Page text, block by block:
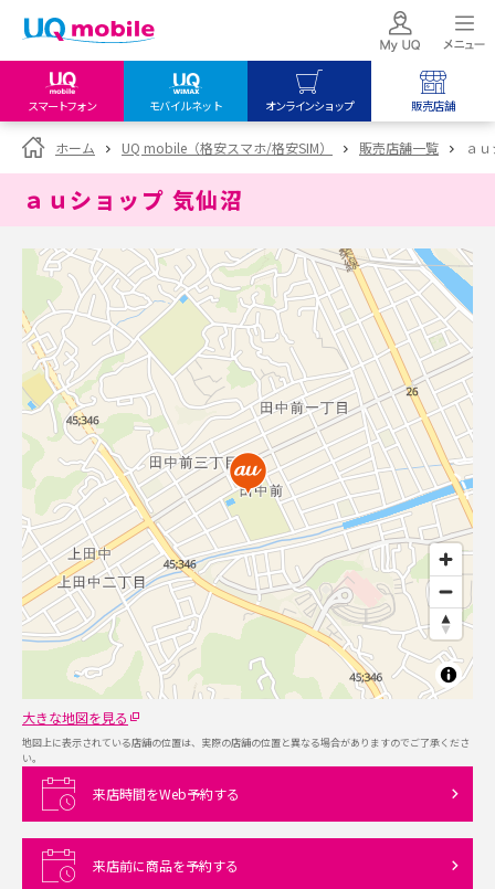
スマートフォン モバイルネット オンラインショップ 販売店舗
my UQ WiMAX
UQ WiMAX ご契約の方
My UQ mobile
UQ mobile
データチャージサイト
UQ mobile
オンラインショップ
UQ WiMAX
UQ mobile
販売店舗
UQ WiMAX
ホーム UQ mobile（格安スマホ/格安SIM） 販売店舗一覧 ａ
ａｕショップ 気仙沼
大きな地図を見る
地図上に表示されている店舗の位置は、実際の店舗の位置と異なる場合がありますのでご了承くださ
い。
来店時間をWeb予約する
来店前に商品を予約する